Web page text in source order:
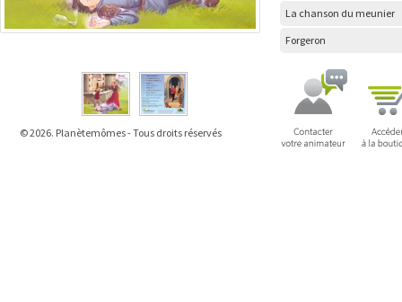
© 2026. Planètemômes - Tous droits réservés
La chanson du meunier
Forgeron